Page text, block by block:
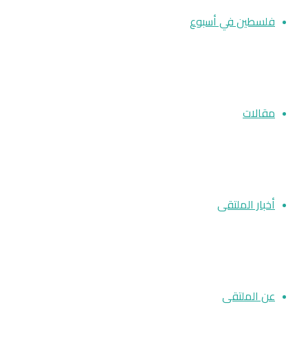
فلسطين في أسبوع
مقالات
أخبار الملتقى
عن الملتقى